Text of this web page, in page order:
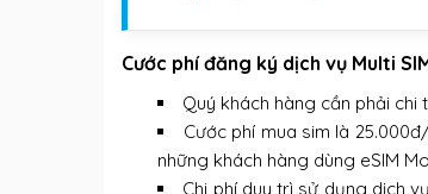
Cước phí đăng ký dịch vụ Multi
Quý khách hàng cần phải chi
Cước phí mua sim là
những khách hàng dùng eSIM
Chi phí duy trì sử dụng dịch